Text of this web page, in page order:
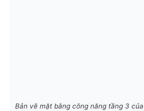
Bản vẽ mặt bằng công năng tầng 3